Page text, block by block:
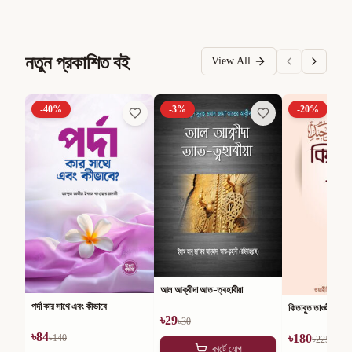
নতুন প্রকাশিত বই View All
-40%
পর্দা কার সাথে এবং কীভাবে
৳84৳140
-3%
আল আক্বীদা আত-ত্বহাবীয়া
৳29৳30
কার্টে যোগ
-20%
কিতাবুত তাওহীদ
৳180৳225